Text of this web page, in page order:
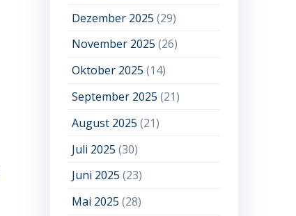
Dezember 2025 (29)
November 2025 (26)
Oktober 2025 (14)
September 2025 (21)
August 2025 (21)
Juli 2025 (30)
Juni 2025 (23)
Mai 2025 (28)